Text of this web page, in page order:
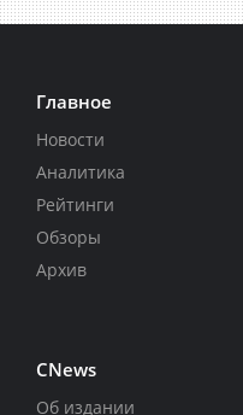
Главное
Новости
Аналитика
Рейтинги
Обзоры
Архив
CNews
Об издании